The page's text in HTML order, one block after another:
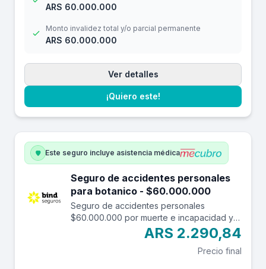
ARS 60.000.000
Monto invalidez total y/o parcial permanente
ARS 60.000.000
Ver detalles
¡Quiero este!
Este seguro incluye asistencia médica
Seguro de accidentes personales
para botanico - $60.000.000
Seguro de accidentes personales
$60.000.000 por muerte e incapacidad y
$7.000.000 por reembolso de gastos
médicos con una franquicia de $3.000.-
ARS 2.290,84
Precio final